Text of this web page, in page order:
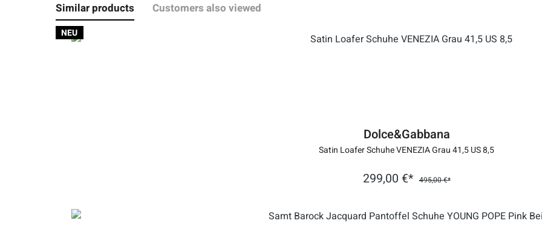
Similar products Customers also viewed
NEU
Dolce&Gabbana
Satin Loafer Schuhe VENEZIA Grau 41,5 US 8,5
299,00 €* 495,00 €*